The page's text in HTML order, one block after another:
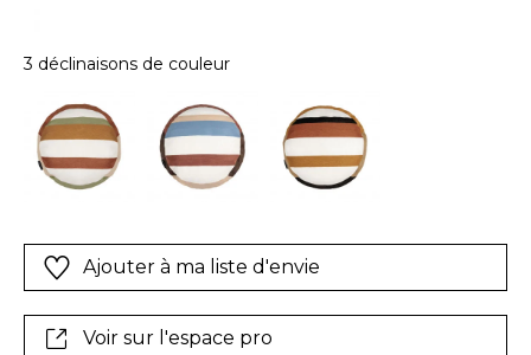
3 déclinaisons de couleur
Ajouter à ma liste d'envie
Voir sur l'espace pro